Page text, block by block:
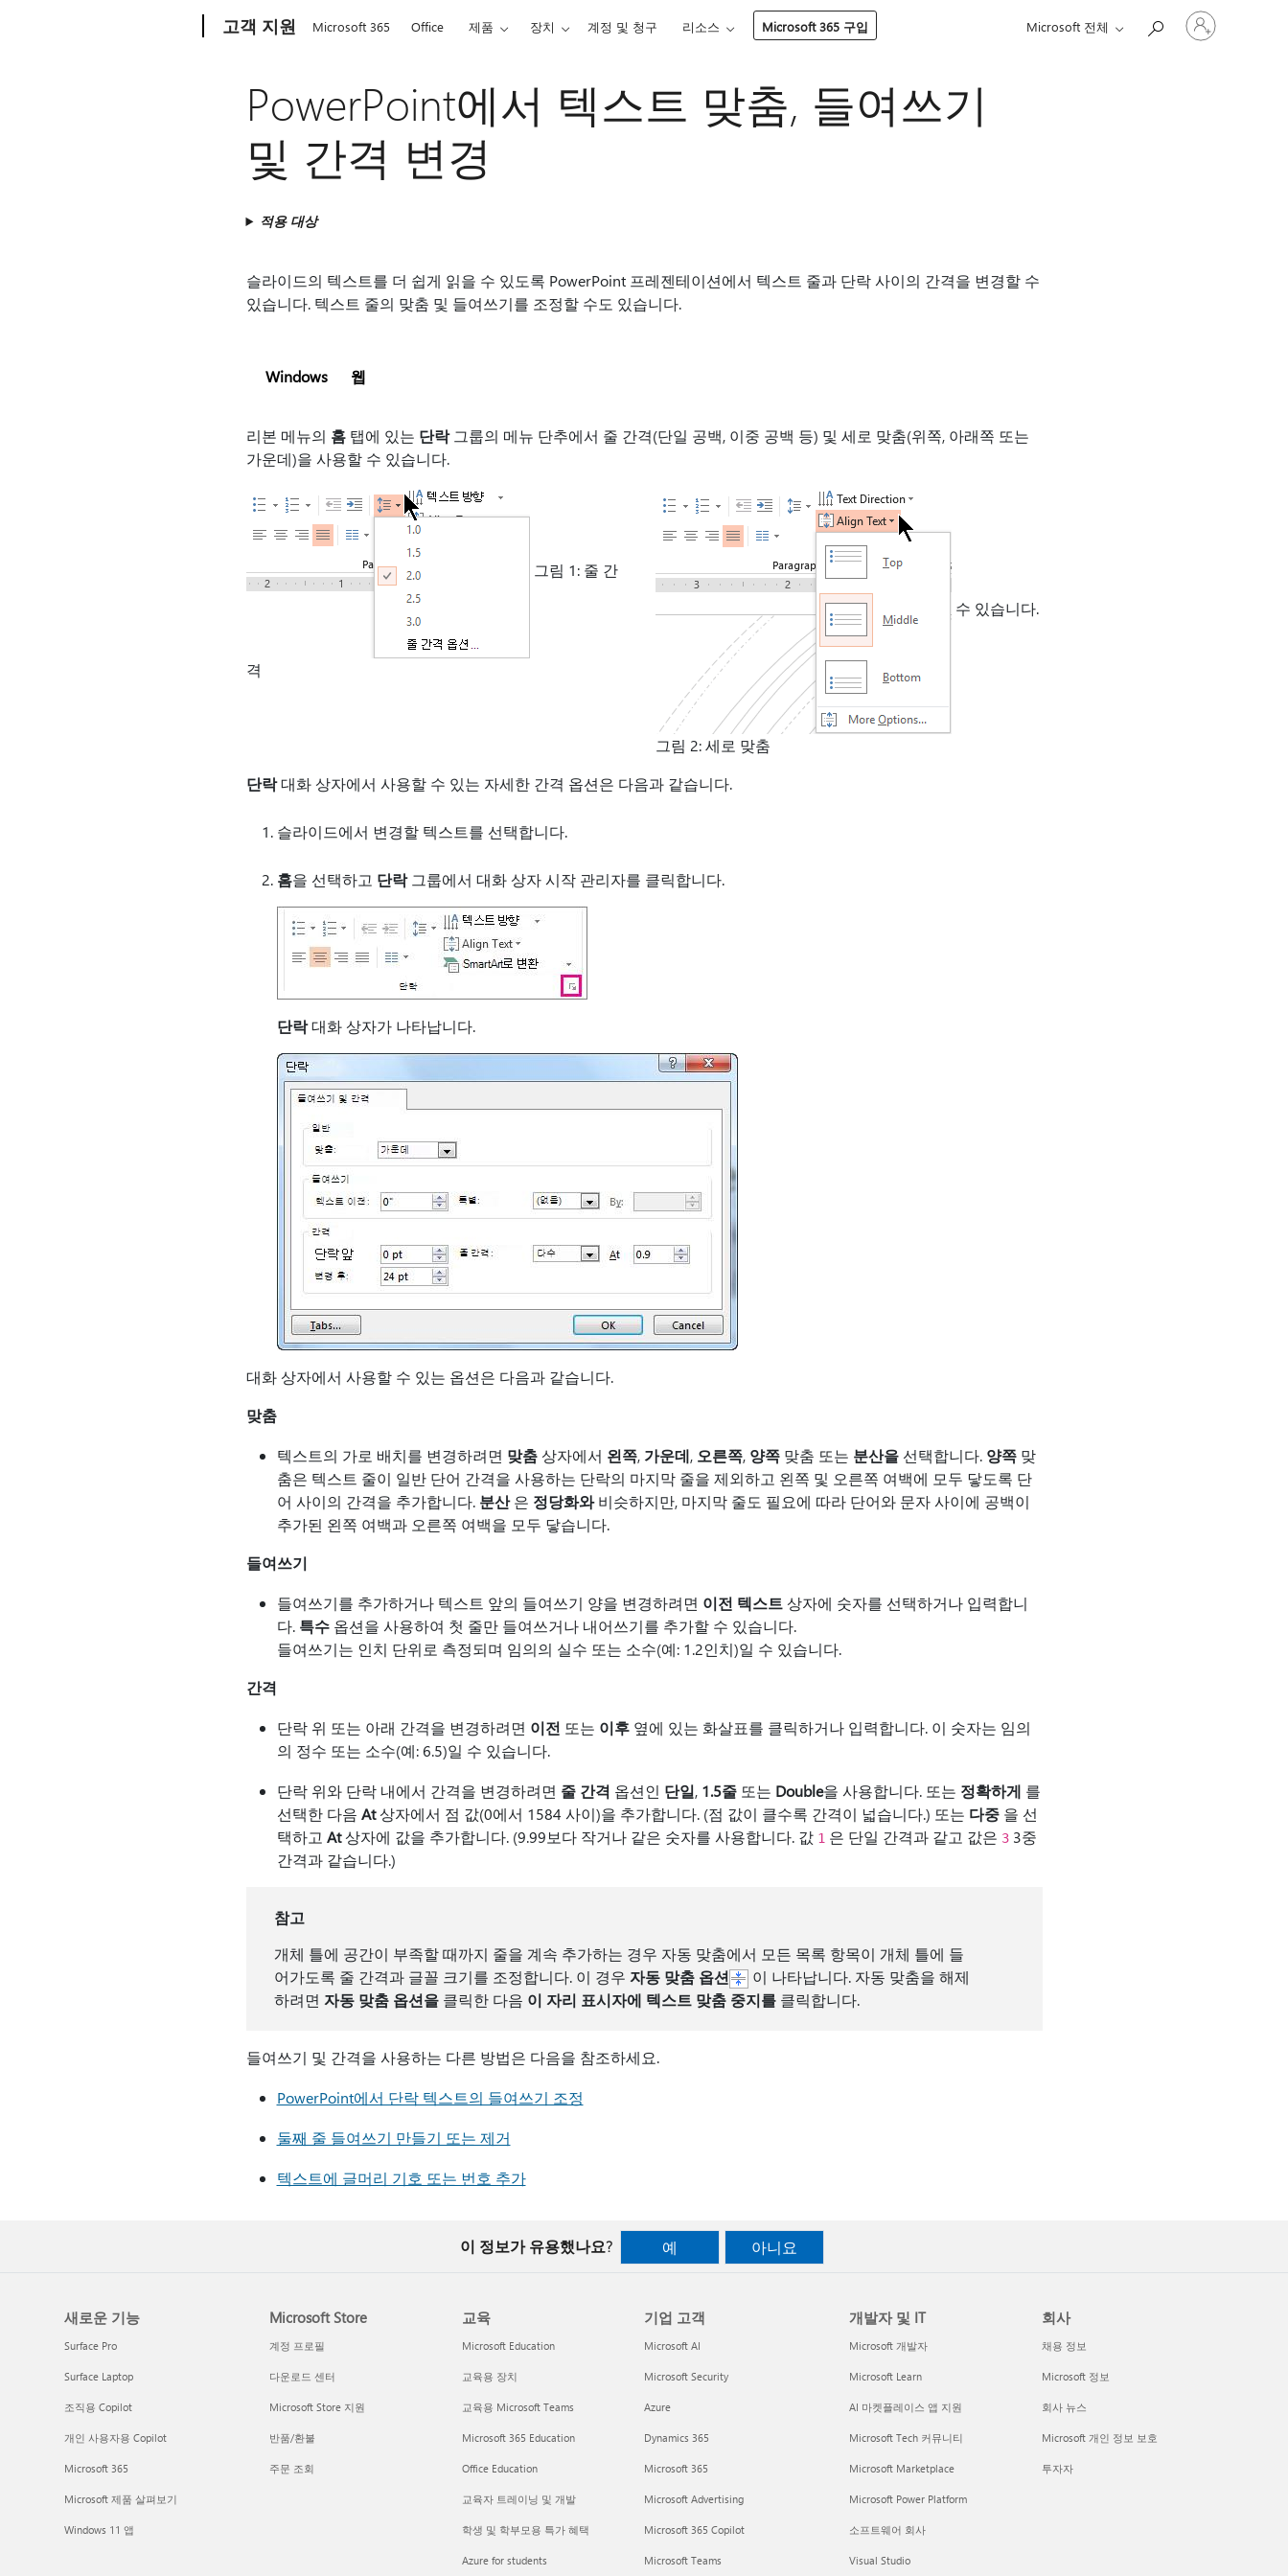
고객 지원 Microsoft 365 Office 제품 장치 계정 및 청구 리소스 Microsoft 365 구입 Microsoft 전체
하
PowerPoint에서 텍스트 맞춤, 들여쓰기
및 간격 변경
적용 대상
슬라이드의 텍스트를 더 쉽게 읽을 수 있도록 PowerPoint 프레젠테이션에서 텍스트 줄과 단락 사이의 간격을 변경할 수
있습니다. 텍스트 줄의 맞춤 및 들여쓰기를 조정할 수도 있습니다.
Windows 웹
리본 메뉴의 홈탭에 있는 단락그룹의 메뉴 단추에서 줄 간격(단일 공백, 이중 공백 등) 및 세로 맞춤(위쪽, 아래쪽 또는
가운데)을 사용할 수 있습니다.
그림 1: 줄 간
격
수 있습니다.
그림 2: 세로 맞춤
단락대화 상자에서 사용할 수 있는 자세한 간격 옵션은 다음과 같습니다.
슬라이드에서 변경할 텍스트를 선택합니다.
홈을 선택하고 단락그룹에서 대화 상자 시작 관리자를 클릭합니다.
단락대화 상자가 나타납니다.
대화 상자에서 사용할 수 있는 옵션은 다음과 같습니다.
맞춤
텍스트의 가로 배치를 변경하려면 맞춤상자에서 왼쪽, 가운데, 오른쪽, 양쪽맞춤 또는 분산을선택합니다. 양쪽맞
춤은 텍스트 줄이 일반 단어 간격을 사용하는 단락의 마지막 줄을 제외하고 왼쪽 및 오른쪽 여백에 모두 닿도록 단
어 사이의 간격을 추가합니다. 분산은 정당화와비슷하지만, 마지막 줄도 필요에 따라 단어와 문자 사이에 공백이
추가된 왼쪽 여백과 오른쪽 여백을 모두 닿습니다.
들여쓰기
들여쓰기를 추가하거나 텍스트 앞의 들여쓰기 양을 변경하려면 이전 텍스트상자에 숫자를 선택하거나 입력합니
다. 특수옵션을 사용하여 첫 줄만 들여쓰거나 내어쓰기를 추가할 수 있습니다.
들여쓰기는 인치 단위로 측정되며 임의의 실수 또는 소수(예: 1.2인치)일 수 있습니다.
간격
단락 위 또는 아래 간격을 변경하려면 이전 또는 이후옆에 있는 화살표를 클릭하거나 입력합니다. 이 숫자는 임의
의 정수 또는 소수(예: 6.5)일 수 있습니다.
단락 위와 단락 내에서 간격을 변경하려면 줄 간격 옵션인 단일, 1.5줄또는 Double을 사용합니다. 또는 정확하게 를
선택한 다음 At상자에서 점 값(0에서 1584 사이)을 추가합니다. (점 값이 클수록 간격이 넓습니다.) 또는 다중을 선
택하고 At상자에 값을 추가합니다. (9.99보다 작거나 같은 숫자를 사용합니다. 값 1 은 단일 간격과 같고 값은 33중
간격과 같습니다.)
참고
개체 틀에 공간이 부족할 때까지 줄을 계속 추가하는 경우 자동 맞춤에서 모든 목록 항목이 개체 틀에 들
어가도록 줄 간격과 글꼴 크기를 조정합니다. 이 경우 자동 맞춤 옵션
이 나타납니다. 자동 맞춤을 해제
하려면 자동 맞춤 옵션을클릭한 다음 이 자리 표시자에 텍스트 맞춤 중지를클릭합니다.
들여쓰기 및 간격을 사용하는 다른 방법은 다음을 참조하세요.
PowerPoint에서 단락 텍스트의 들여쓰기 조정
둘째 줄 들여쓰기 만들기 또는 제거
텍스트에 글머리 기호 또는 번호 추가
이 정보가 유용했나요? 예 아니요
새로운 기능
Surface Pro
Surface Laptop
조직용 Copilot
개인 사용자용 Copilot
Microsoft 365
Microsoft 제품 살펴보기
Windows 11 앱
Microsoft Store
계정 프로필
다운로드 센터
Microsoft Store 지원
반품/환불
주문 조회
교육
Microsoft Education
교육용 장치
교육용 Microsoft Teams
Microsoft 365 Education
Office Education
교육자 트레이닝 및 개발
학생 및 학부모용 특가 혜택
Azure for students
기업 고객
Microsoft AI
Microsoft Security
Azure
Dynamics 365
Microsoft 365
Microsoft Advertising
Microsoft 365 Copilot
Microsoft Teams
개발자 및 IT
Microsoft 개발자
Microsoft Learn
AI 마켓플레이스 앱 지원
Microsoft Tech 커뮤니티
Microsoft Marketplace
Microsoft Power Platform
소프트웨어 회사
Visual Studio
회사
채용 정보
Microsoft 정보
회사 뉴스
Microsoft 개인 정보 보호
투자자